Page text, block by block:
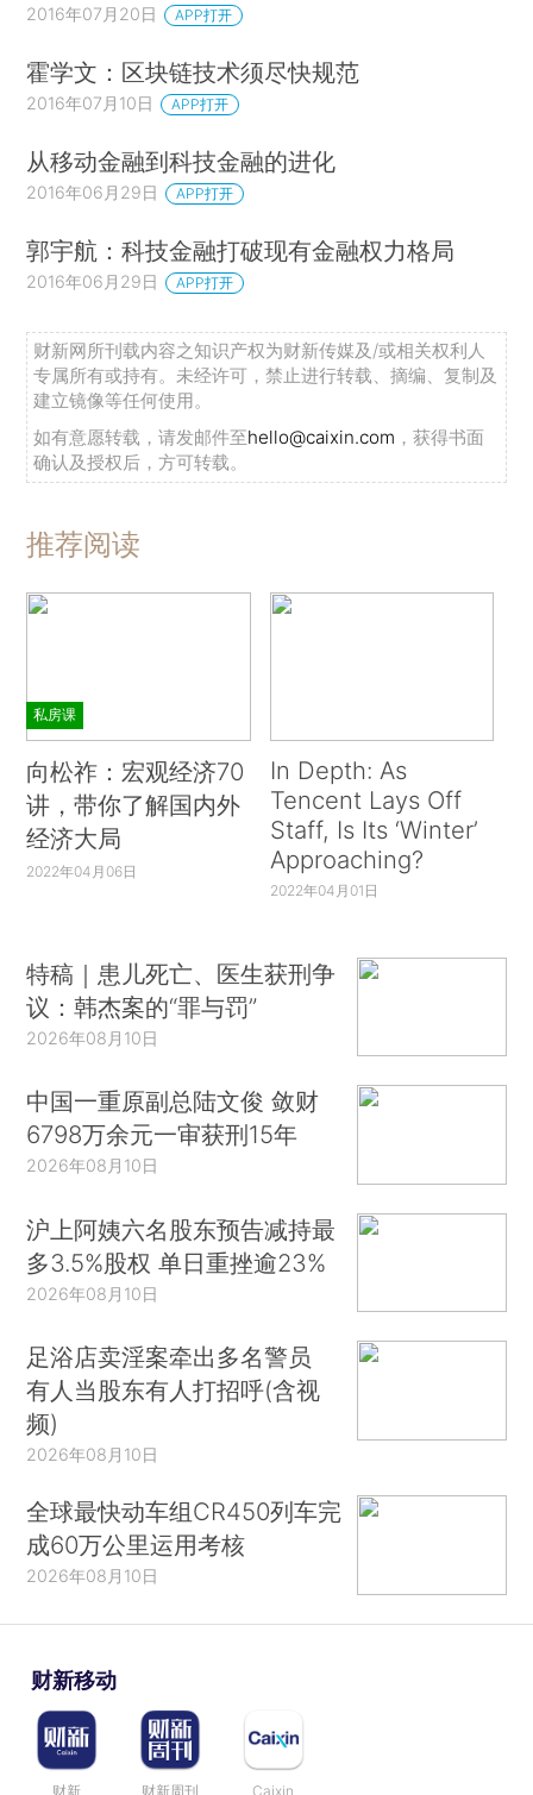
2016年07月20日 APP打开
霍学文：区块链技术须尽快规范
2016年07月10日 APP打开
从移动金融到科技金融的进化
2016年06月29日 APP打开
郭宇航：科技金融打破现有金融权力格局
2016年06月29日 APP打开
财新网所刊载内容之知识产权为财新传媒及/或相关权利人
专属所有或持有。未经许可，禁止进行转载、摘编、复制及
建立镜像等任何使用。
如有意愿转载，请发邮件至hello@caixin.com ，获得书面
确认及授权后，方可转载。
推荐阅读
私房课
向松祚：宏观经济70
讲，带你了解国内外
经济大局
2022年04月06日
In Depth: As
Tencent Lays Off
Staff, Is Its ‘Winter’
Approaching?
2022年04月01日
特稿｜患儿死亡、医生获刑争
议：韩杰案的“罪与罚”
2026年08月10日
中国一重原副总陆文俊 敛财
6798万余元一审获刑15年
2026年08月10日
沪上阿姨六名股东预告减持最
多3.5%股权 单日重挫逾23%
2026年08月10日
足浴店卖淫案牵出多名警员
有人当股东有人打招呼(含视
频)
2026年08月10日
全球最快动车组CR450列车完
成60万公里运用考核
2026年08月10日
财新移动
财新 财新周刊 Caixin